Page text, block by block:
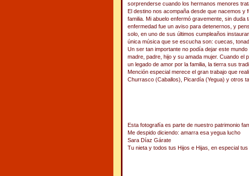
sorprenderse cuando los hermanos menores
El destino nos acompaña desde que nacemos y
familia. Mi abuelo enfermó gravemente, sin
enfermedad fue un aviso para detenernos, y
solo, en uno de sus últimos cumpleaños
única música que se escucha son: cuecas,
Un ser tan importante no podía dejar este
madre, padre, hijo y su amada mujer. Cuando el
un legado de amor por la familia, la tierra sus
Mención especial merece el gran trabajo que
Churrasco (Caballos), Picardía (Yegua) y otros
Esta fotografía es parte de nuestro patrimonio
Me despido diciendo: amarra esa yegua lucho
Sara Díaz Gárate
Tu nieta y todos tus Hijos e Hijas, en especial